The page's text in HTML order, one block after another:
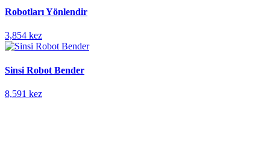
Robotları Yönlendir
3,854 kez
Sinsi Robot Bender
8,591 kez